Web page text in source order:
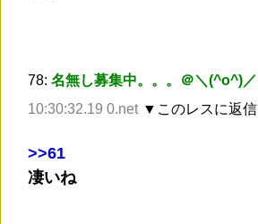
78: 名無し募集中。。。＠＼(^o^)／
10:30:32.19 0.net ▼このレスに返信
>>61
凄いね